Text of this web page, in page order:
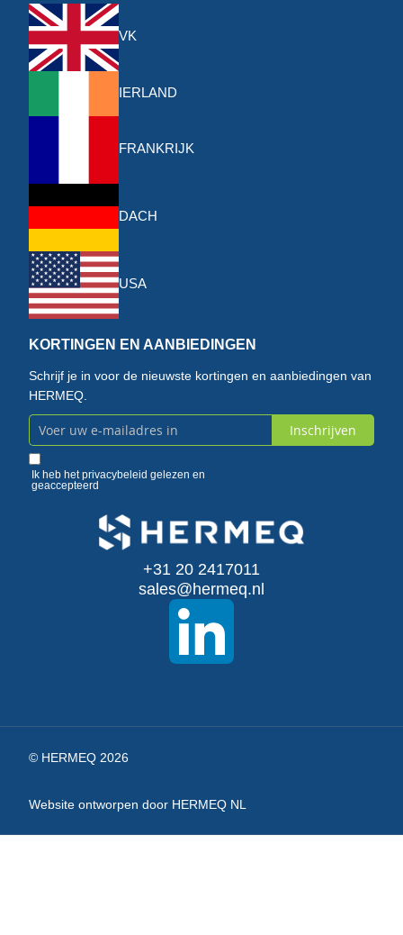
VK
IERLAND
FRANKRIJK
DACH
USA
KORTINGEN EN AANBIEDINGEN
Schrijf je in voor de nieuwste kortingen en aanbiedingen van
HERMEQ.
Abonneer
u
Inschrijven
Ik heb hetprivacybeleid gelezen en
geaccepteerd
+31 20 2417011
sales@hermeq.nl
© HERMEQ 2026
Website ontworpen door HERMEQ NL